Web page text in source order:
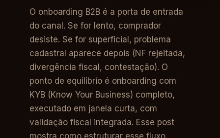
O onboarding B2B é a porta de entrada
do canal. Se for lento, comprador
desiste. Se for superficial, problema
cadastral aparece depois (NF rejeitada,
divergência fiscal, contestação). O
ponto de equilíbrio é onboarding com
KYB (Know Your Business) completo,
executado em janela curta, com
validação fiscal integrada. Esse post
mostra como estruturar esse fluxo,